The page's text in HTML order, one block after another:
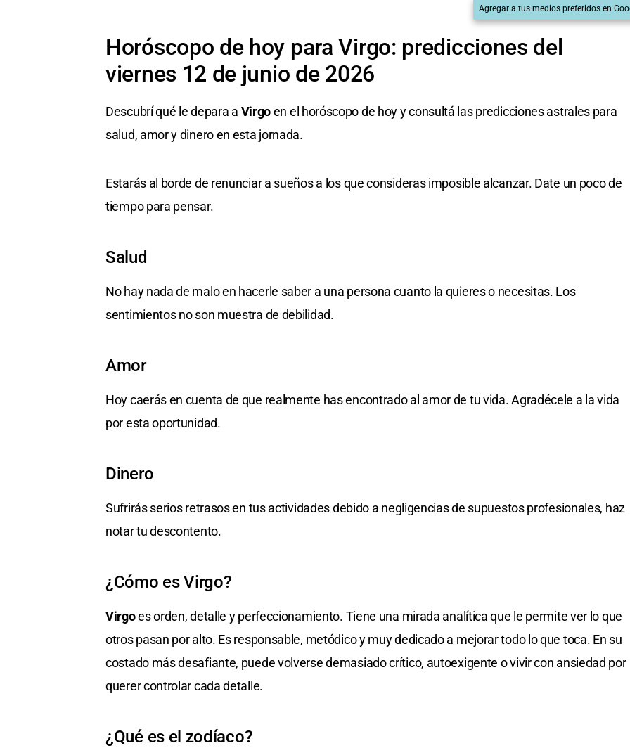
Agregar a tus medios preferidos en
Horóscopo de hoy para Virgo: predicciones del
viernes 12 de junio de 2026
Descubrí qué le depara a Virgoen el horóscopo de hoy y consultá las predicciones astrales para
salud, amor y dinero en esta jornada.
Estarás al borde de renunciar a sueños a los que consideras imposible alcanzar. Date un poco de
tiempo para pensar.
Salud
No hay nada de malo en hacerle saber a una persona cuanto la quieres o necesitas. Los
sentimientos no son muestra de debilidad.
Amor
Hoy caerás en cuenta de que realmente has encontrado al amor de tu vida. Agradécele a la vida
por esta oportunidad.
Dinero
Sufrirás serios retrasos en tus actividades debido a negligencias de supuestos profesionales, haz
notar tu descontento.
¿Cómo es Virgo?
Virgoes orden, detalle y perfeccionamiento. Tiene una mirada analítica que le permite ver lo que
otros pasan por alto. Es responsable, metódico y muy dedicado a mejorar todo lo que toca. En su
costado más desafiante, puede volverse demasiado crítico, autoexigente o vivir con ansiedad por
querer controlar cada detalle.
¿Qué es el zodíaco?